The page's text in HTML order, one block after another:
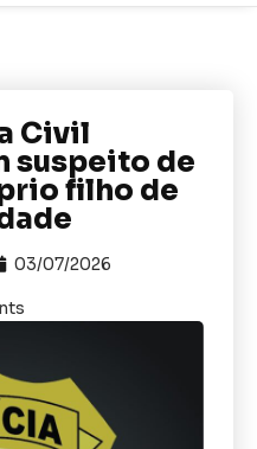
Civil
suspeito de
filho de
03/07/2026